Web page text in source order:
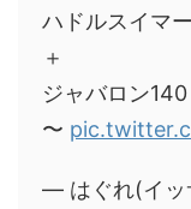
ハドルスイマ
＋
ジャバロン140
〜
— はぐれ(イッ